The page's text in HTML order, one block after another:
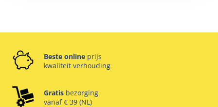
Beste online prijs
kwaliteit verhouding
Gratis bezorging
vanaf € 39 (NL)